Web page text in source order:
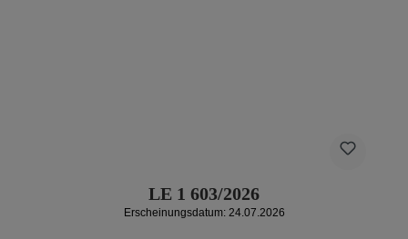
LE 1 603/2026
Erscheinungsdatum: 24.07.2026